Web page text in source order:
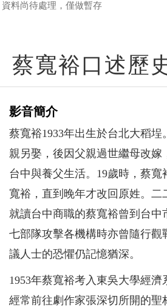
資料尚待處理，僅做暫存
蔡寬裕口述歷
影音簡介
蔡寬裕1933年出生於台北大稻埕
親另娶，後因父親過世繼母改嫁
台中與養父生活。19歲時，蔡
寬裕，直到晚年才改回原姓。二
就讀台中商職的蔡寬裕曾到台中
七部隊攻擊各機構時亦曾隨行觀
議人士的恐懼仍記憶猶深。
1953年蔡寬裕考入東吳大學經
經常前往劇作家張深切所開的聖